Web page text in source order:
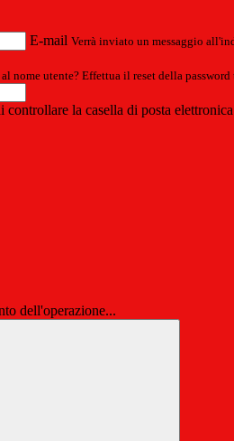
E-mail Verrà inviato un messaggio
nome utente? Effettua il reset della
controllare la casella di posta
dell'operazione...